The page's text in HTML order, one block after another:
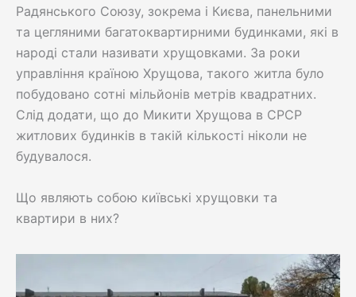
Радянського Союзу, зокрема і Києва, панельними
та цегляними багатоквартирними будинками, які в
народі стали називати хрущовками. За роки
управління країною Хрущова, такого житла було
побудовано сотні мільйонів метрів квадратних.
Слід додати, що до Микити Хрущова в СРСР
житлових будинків в такій кількості ніколи не
будувалося.
Що являють собою київські хрущовки та
квартири в них?